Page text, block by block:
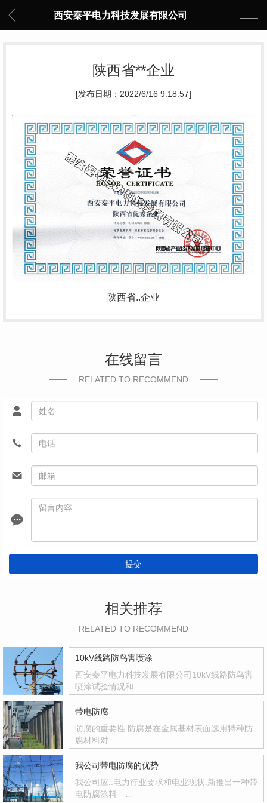
西安秦平电力科技发展有限公司
陕西省**企业
[发布日期：2022/6/16 9:18:57]
陕西省..企业
在线留言
RELATED TO RECOMMEND
提交
相关推荐
RELATED TO RECOMMEND
10kV线路防鸟害喷涂
西安秦平电力科技发展有限公司10kV线路防鸟害
喷涂试验情况和…
带电防腐
防腐的重要性 防腐是在金属基材表面选用特种防
腐材料对…
我公司带电防腐的优势
我公司应..电力行业要求和电业现状.新推出一种带
电防腐涂料—…